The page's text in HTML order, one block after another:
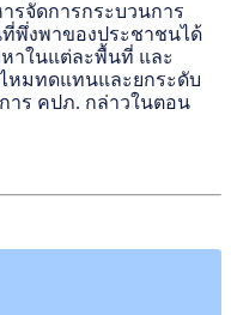
รจัดการกระบวนการ
พึ่งพาของประชาชนได้
หาในแต่ละพื้นที่ และ
หมทดแทนและยกระดับ
าร คปภ. กล่าวในตอน